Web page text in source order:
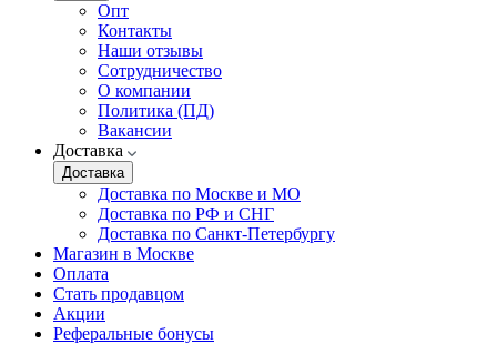
Опт
Контакты
Наши отзывы
Сотрудничество
О компании
Политика (ПД)
Вакансии
Доставка
Доставка
Доставка по Москве и МО
Доставка по РФ и СНГ
Доставка по Санкт-Петербургу
Магазин в Москве
Оплата
Стать продавцом
Акции
Реферальные бонусы